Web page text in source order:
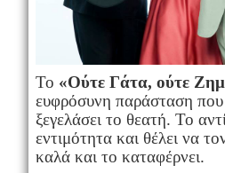
Το «Ούτε Γάτα, ούτε
ευφρόσυνη παράσταση
ξεγελάσει το θεατή. Το
εντιμότητα και θέλει να
καλά και το καταφέρνει.